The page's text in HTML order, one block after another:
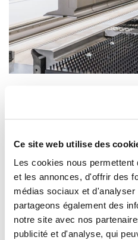
Ce site web utilise des
Les cookies nous
et les annonces, d'offrir des
médias sociaux et d'analyser
partageons également des
notre site avec nos
publicité et d'analyse, qui